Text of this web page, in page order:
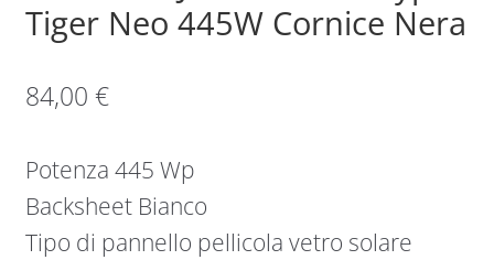
Tiger Neo 445W Cornice Nera
84,00 €
Potenza 445 Wp
Backsheet Bianco
Tipo di pannello pellicola vetro solare